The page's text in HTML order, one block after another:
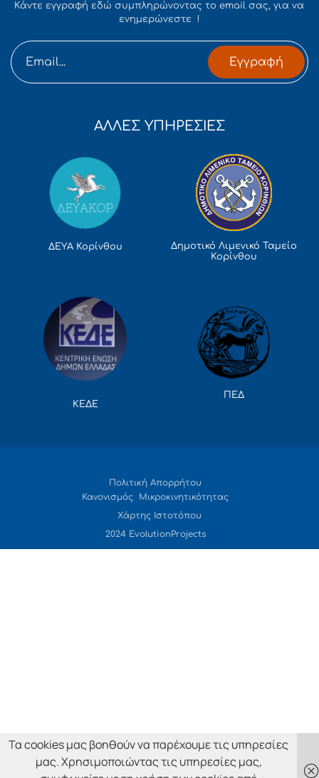
Κάντε εγγραφή εδώ συμπληρώνοντας το email σας, για να
ενημερώνεστε !
Εγγραφή
ΑΛΛΕΣ ΥΠΗΡΕΣΙΕΣ
ΔΕΥΑ Κορίνθου
Δημοτικό Λιμενικό Ταμείο
Κορίνθου
ΚΕΔΕ
ΠΕΔ
Πολιτική Απορρήτου
Κανονισμός Μικροκινητικότητας
Χάρτης Ιστοτόπου
2024 EvolutionProjects
Τα cookies μας βοηθούν να παρέχουμε τις υπηρεσίες
μας. Χρησιμοποιώντας τις υπηρεσίες μας,